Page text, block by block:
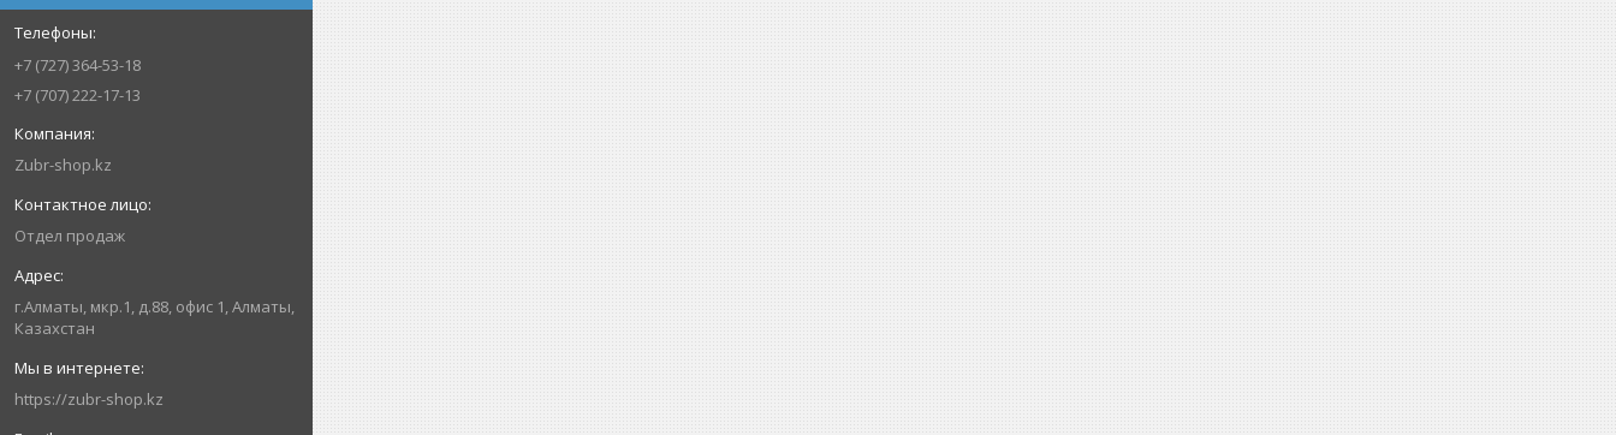
+7 (727) 364-53-18
+7 (707) 222-17-13
Zubr-shop.kz
Отдел продаж
г.Алматы, мкр.1, д.88, офис 1, Алматы,
Казахстан
https://zubr-shop.kz